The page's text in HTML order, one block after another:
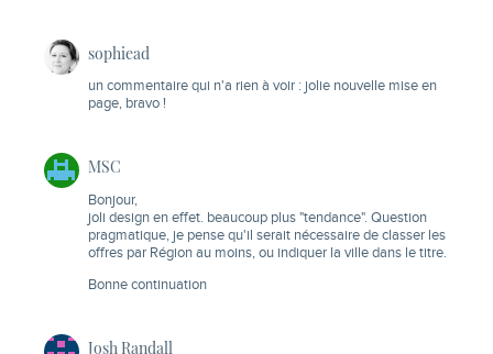
sophiead
un commentaire qui n'a rien à voir : jolie nouvelle mise en
page, bravo !
MSC
Bonjour,
joli design en effet. beaucoup plus "tendance". Question
pragmatique, je pense qu'il serait nécessaire de classer les
offres par Région au moins, ou indiquer la ville dans le titre.
Bonne continuation
Josh Randall